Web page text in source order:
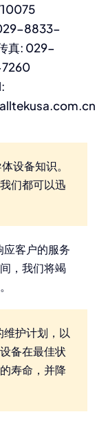
8833-
真: 029-
设备知识。
们都可以迅
客户的服务
，我们将竭
护计划，以
备在最佳状
寿命，并降